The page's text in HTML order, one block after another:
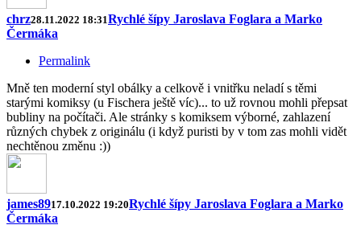
chrz28.11.2022 18:31Rychlé šípy Jaroslava Foglara a Marko
Čermáka
Permalink
Mně ten moderní styl obálky a celkově i vnitřku neladí s těmi
starými komiksy (u Fischera ještě víc)... to už rovnou mohli přepsat
bubliny na počítači. Ale stránky s komiksem výborné, zahlazení
různých chybek z originálu (i když puristi by v tom zas mohli vidět
nechtěnou změnu :))
james8917.10.2022 19:20Rychlé šípy Jaroslava Foglara a Marko
Čermáka